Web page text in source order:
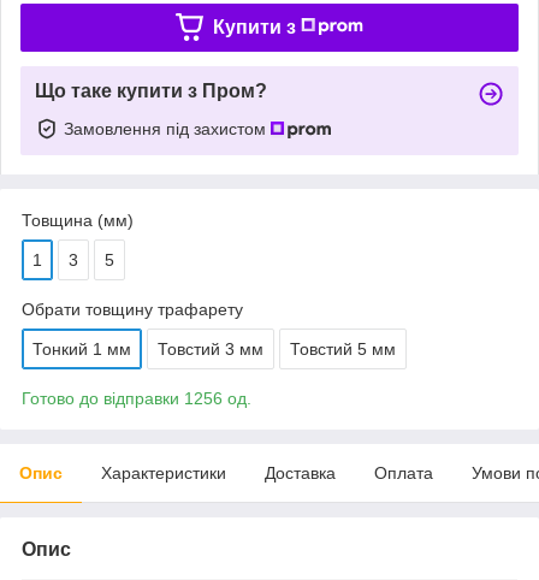
Купити з
Що таке купити з Пром?
Замовлення під захистом
Товщина (мм)
1 3 5
Обрати товщину трафарету
Тонкий 1 мм Товстий 3 мм Товстий 5 мм
Готово до відправки 1256 од.
Опис Характеристики Доставка Оплата Умови
Опис